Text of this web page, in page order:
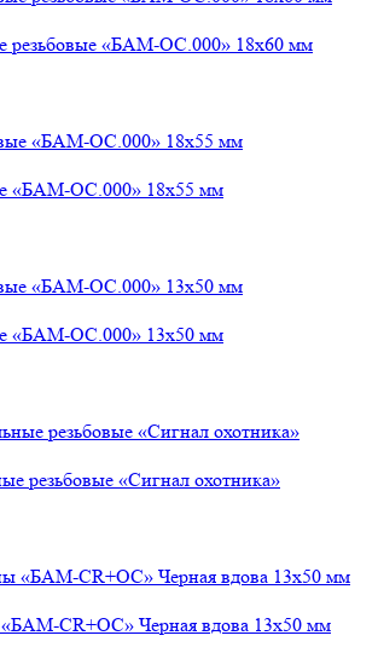
резьбовые «БАМ-ОС.000» 18х60 мм
«БАМ-ОС.000» 18х55 мм
«БАМ-ОС.000» 13х50 мм
резьбовые «Сигнал охотника»
CR+ОС» Черная вдова 13х50 мм